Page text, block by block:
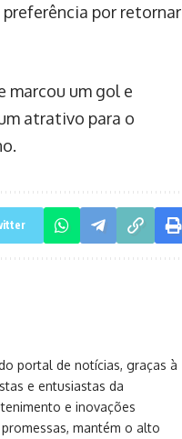
por retornar
marcou um gol e
atrativo para o
portal de notícias, graças à
e entusiastas da
e inovações
mantém o alto